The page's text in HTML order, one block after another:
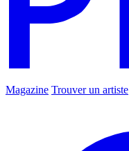
Magazine Trouver un artiste